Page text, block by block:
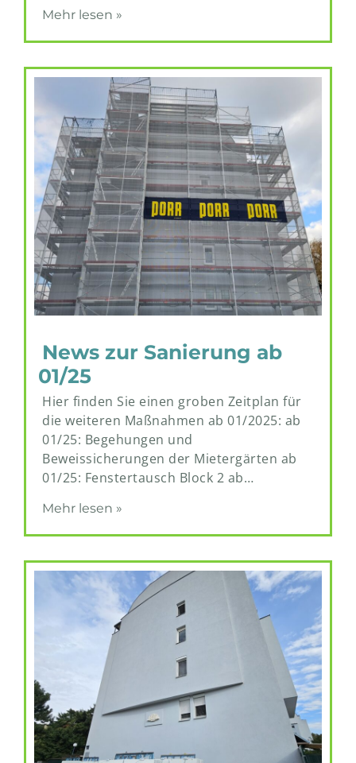
Mehr lesen »
News zur Sanierung ab
01/25
Hier finden Sie einen groben Zeitplan für
die weiteren Maßnahmen ab 01/2025: ab
01/25: Begehungen und
Beweissicherungen der Mietergärten ab
01/25: Fenstertausch Block 2 ab…
Mehr lesen »